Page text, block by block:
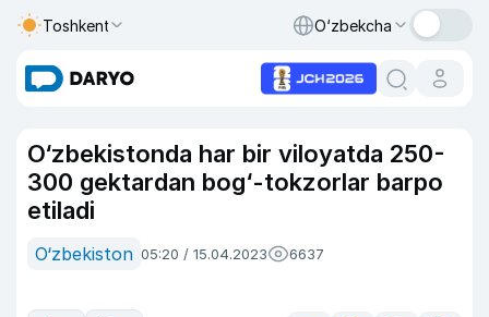
Toshkent O‘zbekcha
O‘zbekistonda har bir viloyatda 250-
300 gektardan bog‘-tokzorlar barpo
etiladi
O‘zbekiston 05:20 / 15.04.2023 6637